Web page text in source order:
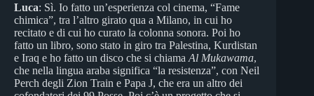
Luca: Sì. Io fatto un’esperienza col cinema, “Fame
chimica”, tra l’altro girato qua a Milano, in cui ho
recitato e di cui ho curato la colonna sonora. Poi ho
fatto un libro, sono stato in giro tra Palestina, Kurdistan
e Iraq e ho fatto un disco che si chiama Al Mukawama,
che nella lingua araba significa “la resistenza”, con Neil
Perch degli Zion Train e Papa J, che era un altro dei